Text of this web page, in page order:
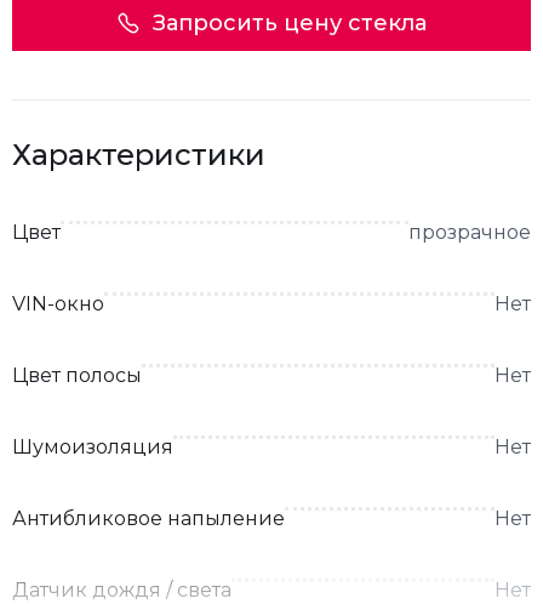
Запросить цену стекла
Характеристики
Цвет прозрачное
VIN-окно Нет
Цвет полосы Нет
Шумоизоляция Нет
Антибликовое напыление Нет
Датчик дождя / света Нет